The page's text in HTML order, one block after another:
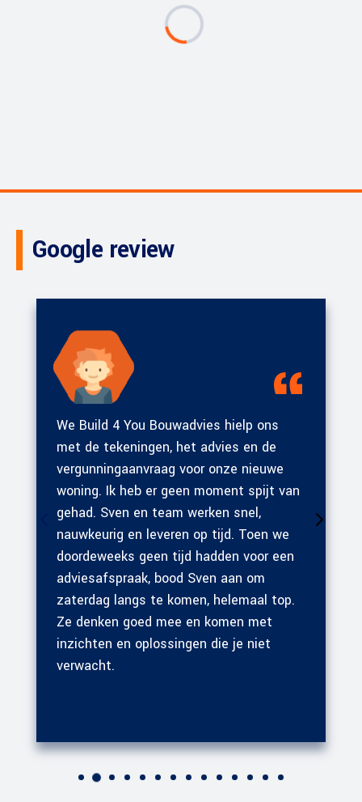
Google review
We Build 4 You Bouwadvies hielp ons
met de tekeningen, het advies en de
vergunningaanvraag voor onze nieuwe
woning. Ik heb er geen moment spijt van
gehad. Sven en team werken snel,
nauwkeurig en leveren op tijd. Toen we
doordeweeks geen tijd hadden voor een
adviesafspraak, bood Sven aan om
zaterdag langs te komen, helemaal top.
Ze denken goed mee en komen met
inzichten en oplossingen die je niet
verwacht.